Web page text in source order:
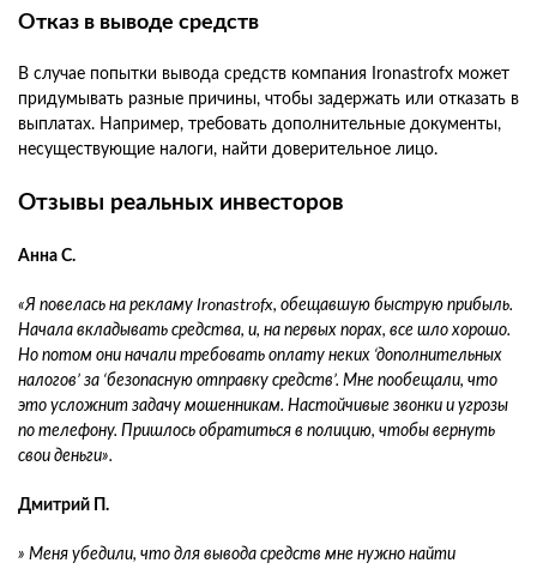
Отказ в выводе средств
В случае попытки вывода средств компания Ironastrofx может
придумывать разные причины, чтобы задержать или отказать в
выплатах. Например, требовать дополнительные документы,
несуществующие налоги, найти доверительное лицо.
Отзывы реальных инвесторов
Анна С.
«Я повелась на рекламу Ironastrofx, обещавшую быструю прибыль.
Начала вкладывать средства, и, на первых порах, все шло хорошо.
Но потом они начали требовать оплату неких ‘дополнительных
налогов’ за ‘безопасную отправку средств’. Мне пообещали, что
это усложнит задачу мошенникам. Настойчивые звонки и угрозы
по телефону. Пришлось обратиться в полицию, чтобы вернуть
свои деньги».
Дмитрий П.
» Меня убедили, что для вывода средств мне нужно найти